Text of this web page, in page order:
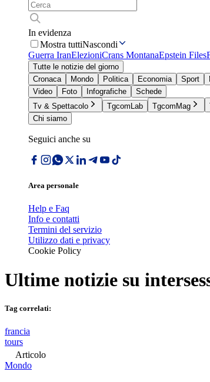
In evidenza
Mostra tuttiNascondi
Guerra IranElezioniCrans MontanaEpstein Files
Tutte le notizie del giorno
Cronaca
Mondo Politica Economia Sport
Video
Foto Infografiche
Schede
Tv & Spettacolo
TgcomLab TgcomMag
Chi siamo
Seguici anche su
Area personale
Help e Faq
Info e contatti
Termini del servizio
Utilizzo dati e privacy
Cookie Policy
Ultime notizie su
Tag correlati:
francia
tours
Articolo
Mondo